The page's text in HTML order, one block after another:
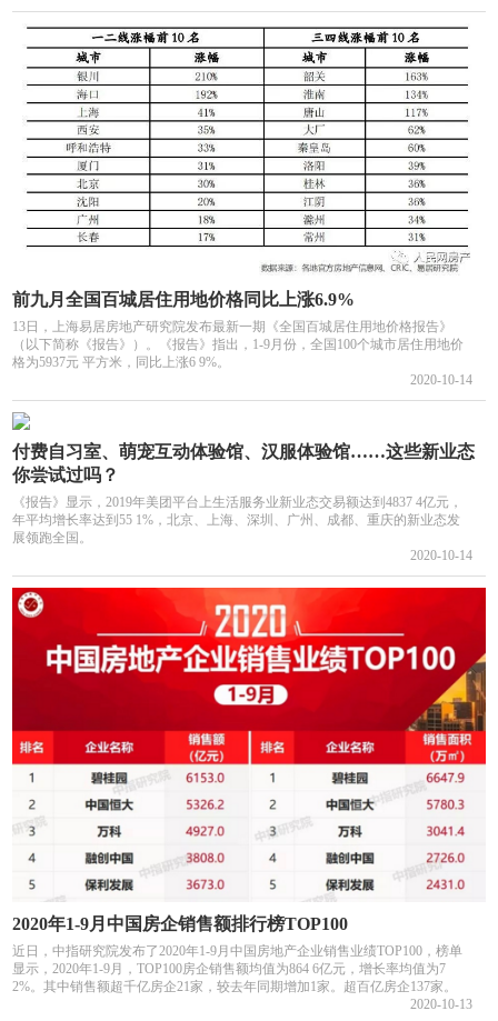
前九月全国百城居住用地价格同比上涨6.9%
13日，上海易居房地产研究院发布最新一期《全国百城居住用地价格报告》
（以下简称《报告》）。《报告》指出，1-9月份，全国100个城市居住用地价
格为5937元 平方米，同比上涨6 9%。
2020-10-14
付费自习室、萌宠互动体验馆、汉服体验馆……这些新业态
你尝试过吗？
《报告》显示，2019年美团平台上生活服务业新业态交易额达到4837 4亿元，
年平均增长率达到55 1%，北京、上海、深圳、广州、成都、重庆的新业态发
展领跑全国。
2020-10-14
2020年1-9月中国房企销售额排行榜TOP100
近日，中指研究院发布了2020年1-9月中国房地产企业销售业绩TOP100，榜单
显示，2020年1-9月，TOP100房企销售额均值为864 6亿元，增长率均值为7
2%。其中销售额超千亿房企21家，较去年同期增加1家。超百亿房企137家。
2020-10-13